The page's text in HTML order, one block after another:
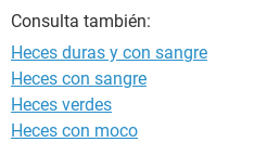
Consulta también:
Heces duras y con sangre
Heces con sangre
Heces verdes
Heces con moco